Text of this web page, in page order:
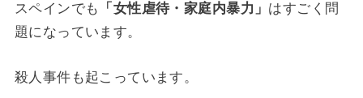
スペインでも 「女性虐待・家庭内暴力」 はすごく問
題になっています。
殺人事件も起こっています。